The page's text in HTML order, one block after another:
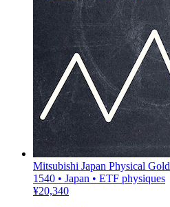
Mitsubishi Japan Physical Gold
1540 • Japan • ETF physiques
¥20,340